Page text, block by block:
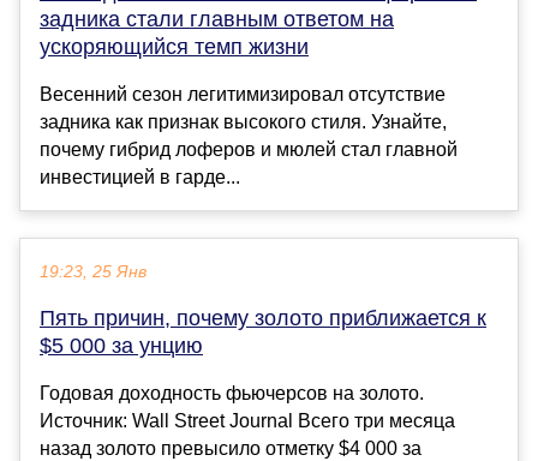
задника стали главным ответом на
ускоряющийся темп жизни
Весенний сезон легитимизировал отсутствие
задника как признак высокого стиля. Узнайте,
почему гибрид лоферов и мюлей стал главной
инвестицией в гарде...
19:23, 25 Янв
Пять причин, почему золото приближается к
$5 000 за унцию
Годовая доходность фьючерсов на золото.
Источник: Wall Street Journal Всего три месяца
назад золото превысило отметку $4 000 за